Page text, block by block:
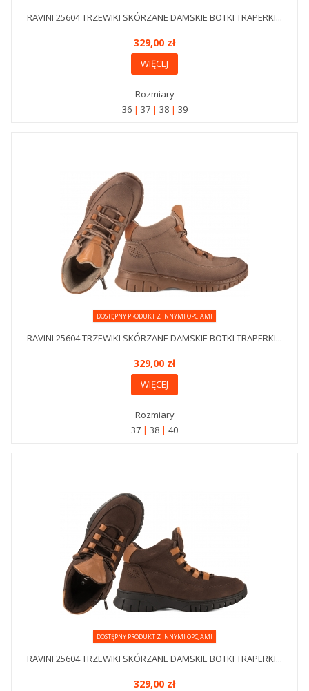
RAVINI 25604 TRZEWIKI SKÓRZANE DAMSKIE BOTKI TRAPERKI...
329,00 zł
WIĘCEJ
Rozmiary
36
37 38 39
DOSTĘPNY PRODUKT Z INNYMI OPCJAMI
RAVINI 25604 TRZEWIKI SKÓRZANE DAMSKIE BOTKI TRAPERKI...
329,00 zł
WIĘCEJ
Rozmiary
37
38 40
DOSTĘPNY PRODUKT Z INNYMI OPCJAMI
RAVINI 25604 TRZEWIKI SKÓRZANE DAMSKIE BOTKI TRAPERKI...
329,00 zł